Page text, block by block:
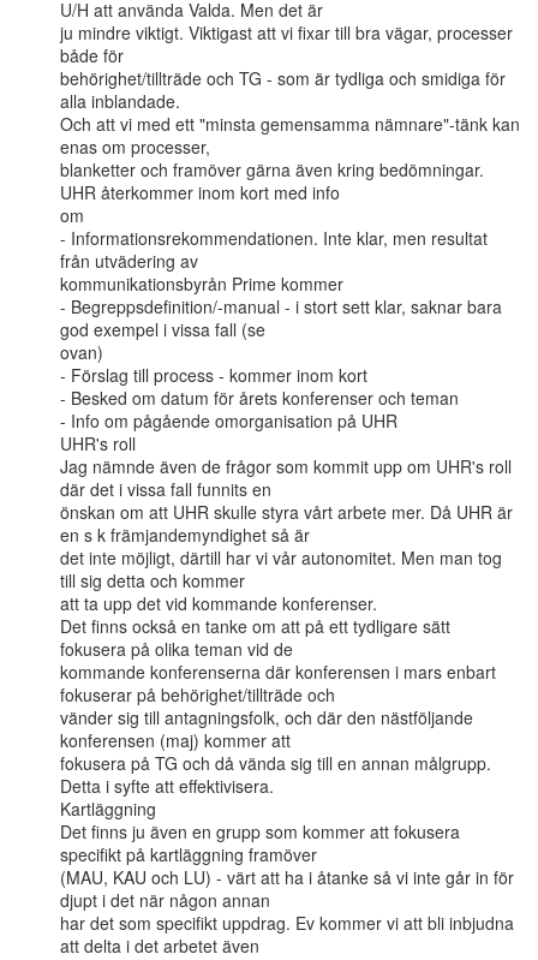
U/H att använda Valda. Men det är
ju mindre viktigt. Viktigast att vi fixar till bra vägar, processer
både för
behörighet/tillträde och TG - som är tydliga och smidiga för
alla inblandade.
Och att vi med ett "minsta gemensamma nämnare"-tänk kan
enas om processer,
blanketter och framöver gärna även kring bedömningar.
UHR återkommer inom kort med info
om
- Informationsrekommendationen. Inte klar, men resultat
från utvädering av
kommunikationsbyrån Prime kommer
- Begreppsdefinition/-manual - i stort sett klar, saknar bara
god exempel i vissa fall (se
ovan)
- Förslag till process - kommer inom kort
- Besked om datum för årets konferenser och teman
- Info om pågående omorganisation på UHR
UHR's roll
Jag nämnde även de frågor som kommit upp om UHR's roll
där det i vissa fall funnits en
önskan om att UHR skulle styra vårt arbete mer. Då UHR är
en s k främjandemyndighet så är
det inte möjligt, därtill har vi vår autonomitet. Men man tog
till sig detta och kommer
att ta upp det vid kommande konferenser.
Det finns också en tanke om att på ett tydligare sätt
fokusera på olika teman vid de
kommande konferenserna där konferensen i mars enbart
fokuserar på behörighet/tillträde och
vänder sig till antagningsfolk, och där den nästföljande
konferensen (maj) kommer att
fokusera på TG och då vända sig till en annan målgrupp.
Detta i syfte att effektivisera.
Kartläggning
Det finns ju även en grupp som kommer att fokusera
specifikt på kartläggning framöver
(MAU, KAU och LU) - värt att ha i åtanke så vi inte går in för
djupt i det när någon annan
har det som specifikt uppdrag. Ev kommer vi att bli inbjudna
att delta i det arbetet även